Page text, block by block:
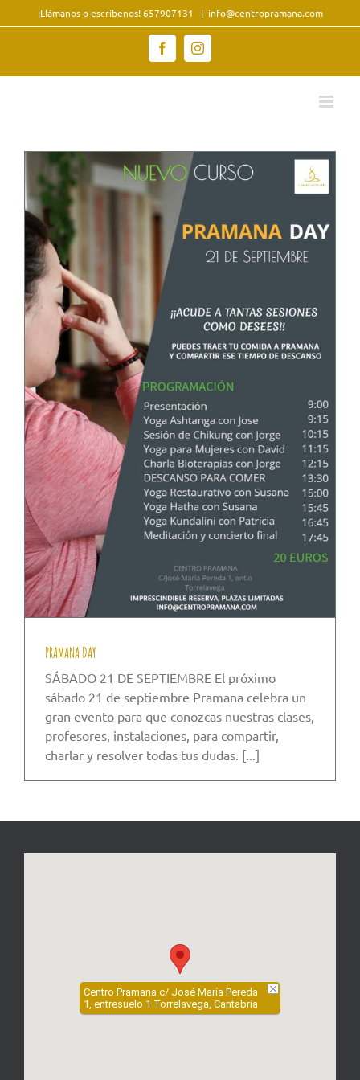
al
¡Llámanos o escribenos! 657907131 | info@centropramana.com
FacebookInstagram
PRAMANA DAY
SÁBADO 21 DE SEPTIEMBRE El próximo
sábado 21 de septiembre Pramana celebra un
gran evento para que conozcas nuestras clases,
profesores, instalaciones, para compartir,
charlar y resolver todas tus dudas. [...]
Centro Pramana c/ José María Pereda
1, entresuelo 1 Torrelavega, Cantabria